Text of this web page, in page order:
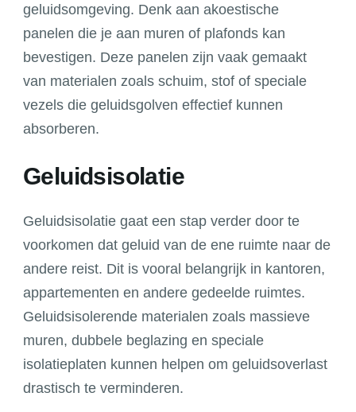
geluidsomgeving. Denk aan akoestische
panelen die je aan muren of plafonds kan
bevestigen. Deze panelen zijn vaak gemaakt
van materialen zoals schuim, stof of speciale
vezels die geluidsgolven effectief kunnen
absorberen.
Geluidsisolatie
Geluidsisolatie gaat een stap verder door te
voorkomen dat geluid van de ene ruimte naar de
andere reist. Dit is vooral belangrijk in kantoren,
appartementen en andere gedeelde ruimtes.
Geluidsisolerende materialen zoals massieve
muren, dubbele beglazing en speciale
isolatieplaten kunnen helpen om geluidsoverlast
drastisch te verminderen.